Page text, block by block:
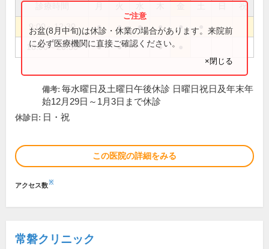
祝
9:00～12:30 ● ● ● ● ●
18:00～20:30 ● ● ●
お盆(8月中旬)は休診・休業の場合があります。来院前
に必ず医療機関に直接ご確認ください。
×閉じる
備考: 毎水曜日及土曜日午後休診 日曜日祝日及年末年
始12月29日～1月3日まで休診
休診日: 日・祝
この医院の詳細をみる
アクセス数※
常磐クリニック